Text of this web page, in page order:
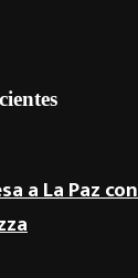
a La Paz